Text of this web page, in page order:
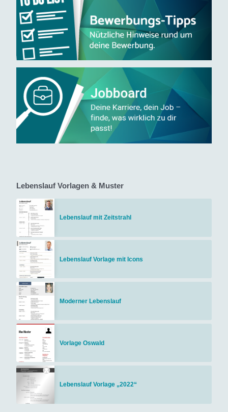
Lebenslauf Vorlagen & Muster
Lebenslauf mit Zeitstrahl
Lebenslauf Vorlage mit Icons
Moderner Lebenslauf
Vorlage Oswald
Lebenslauf Vorlage „2022“